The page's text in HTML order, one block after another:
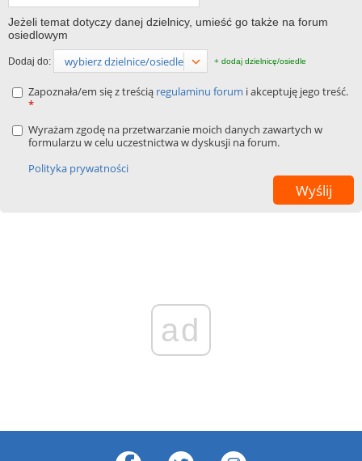
Jeżeli temat dotyczy danej dzielnicy, umieść go także na forum
osiedlowym
Dodaj do: wybierz dzielnice/osiedle + dodaj dzielnicę/osiedle
Zapoznała/em się z treścią regulaminu forum i akceptuję jego treść.
*
Wyrażam zgodę na przetwarzanie moich danych zawartych w
formularzu w celu uczestnictwa w dyskusji na forum.
Polityka prywatności
ad